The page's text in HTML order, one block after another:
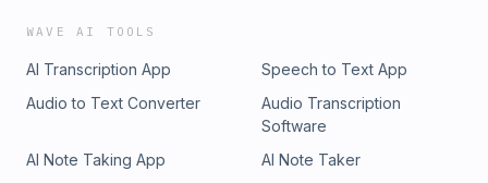
WAVE AI TOOLS
AI Transcription App
Speech to Text App
Audio to Text Converter
Audio Transcription
Software
AI Note Taking App
AI Note Taker